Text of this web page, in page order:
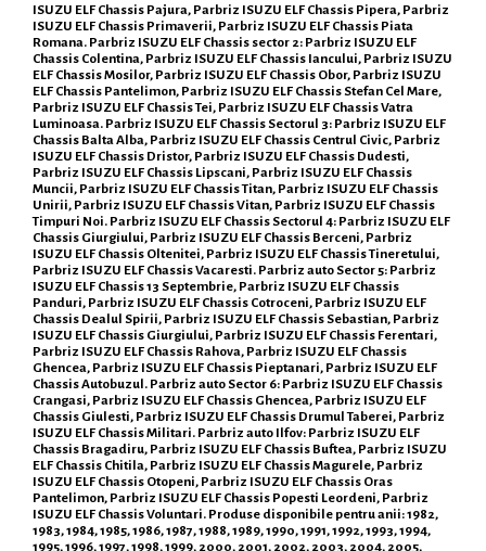
ISUZU ELF Chassis Pajura, Parbriz ISUZU ELF Chassis Pipera, Parbriz
ISUZU ELF Chassis Primaverii, Parbriz ISUZU ELF Chassis Piata
Romana. Parbriz ISUZU ELF Chassis sector 2: Parbriz ISUZU ELF
Chassis Colentina, Parbriz ISUZU ELF Chassis Iancului, Parbriz ISUZU
ELF Chassis Mosilor, Parbriz ISUZU ELF Chassis Obor, Parbriz ISUZU
ELF Chassis Pantelimon, Parbriz ISUZU ELF Chassis Stefan Cel Mare,
Parbriz ISUZU ELF Chassis Tei, Parbriz ISUZU ELF Chassis Vatra
Luminoasa. Parbriz ISUZU ELF Chassis Sectorul 3: Parbriz ISUZU ELF
Chassis Balta Alba, Parbriz ISUZU ELF Chassis Centrul Civic, Parbriz
ISUZU ELF Chassis Dristor, Parbriz ISUZU ELF Chassis Dudesti,
Parbriz ISUZU ELF Chassis Lipscani, Parbriz ISUZU ELF Chassis
Muncii, Parbriz ISUZU ELF Chassis Titan, Parbriz ISUZU ELF Chassis
Unirii, Parbriz ISUZU ELF Chassis Vitan, Parbriz ISUZU ELF Chassis
Timpuri Noi. Parbriz ISUZU ELF Chassis Sectorul 4: Parbriz ISUZU ELF
Chassis Giurgiului, Parbriz ISUZU ELF Chassis Berceni, Parbriz
ISUZU ELF Chassis Oltenitei, Parbriz ISUZU ELF Chassis Tineretului,
Parbriz ISUZU ELF Chassis Vacaresti. Parbriz auto Sector 5: Parbriz
ISUZU ELF Chassis 13 Septembrie, Parbriz ISUZU ELF Chassis
Panduri, Parbriz ISUZU ELF Chassis Cotroceni, Parbriz ISUZU ELF
Chassis Dealul Spirii, Parbriz ISUZU ELF Chassis Sebastian, Parbriz
ISUZU ELF Chassis Giurgiului, Parbriz ISUZU ELF Chassis Ferentari,
Parbriz ISUZU ELF Chassis Rahova, Parbriz ISUZU ELF Chassis
Ghencea, Parbriz ISUZU ELF Chassis Pieptanari, Parbriz ISUZU ELF
Chassis Autobuzul. Parbriz auto Sector 6: Parbriz ISUZU ELF Chassis
Crangasi, Parbriz ISUZU ELF Chassis Ghencea, Parbriz ISUZU ELF
Chassis Giulesti, Parbriz ISUZU ELF Chassis Drumul Taberei, Parbriz
ISUZU ELF Chassis Militari. Parbriz auto Ilfov: Parbriz ISUZU ELF
Chassis Bragadiru, Parbriz ISUZU ELF Chassis Buftea, Parbriz ISUZU
ELF Chassis Chitila, Parbriz ISUZU ELF Chassis Magurele, Parbriz
ISUZU ELF Chassis Otopeni, Parbriz ISUZU ELF Chassis Oras
Pantelimon, Parbriz ISUZU ELF Chassis Popesti Leordeni, Parbriz
ISUZU ELF Chassis Voluntari. Produse disponibile pentru anii: 1982,
1983, 1984, 1985, 1986, 1987, 1988, 1989, 1990, 1991, 1992, 1993, 1994,
1995, 1996, 1997, 1998, 1999, 2000, 2001, 2002, 2003, 2004, 2005,